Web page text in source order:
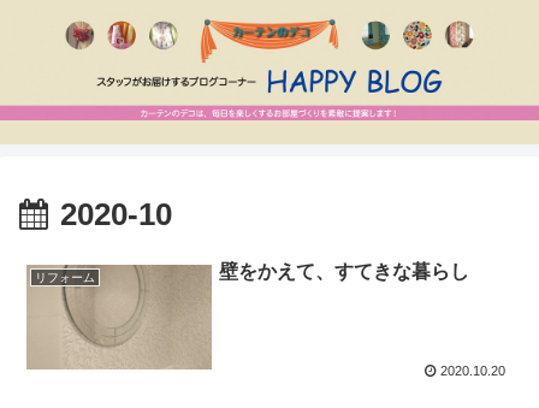
2020-10
リフォーム 壁をかえて、すてきな暮らし
2020.10.20